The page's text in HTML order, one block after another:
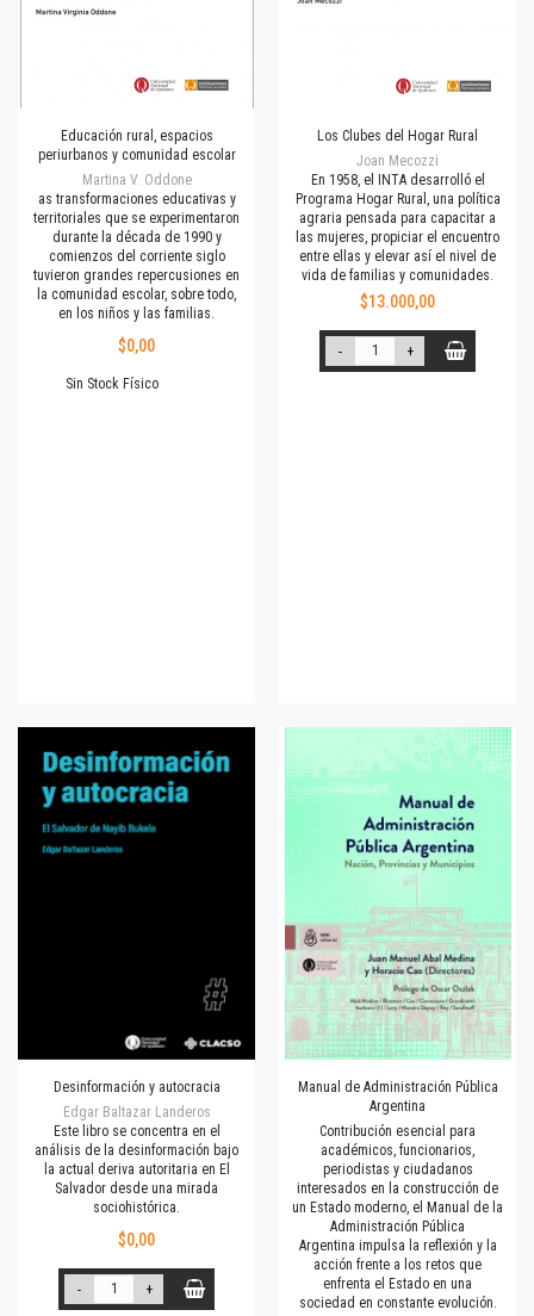
Educación rural, espacios
periurbanos y comunidad escolar
Martina V. Oddone
as transformaciones educativas y
territoriales que se experimentaron
durante la década de 1990 y
comienzos del corriente siglo
tuvieron grandes repercusiones en
la comunidad escolar, sobre todo,
en los niños y las familias.
$0,00
Sin Stock Físico
Los Clubes del Hogar Rural
Joan Mecozzi
En 1958, el INTA desarrolló el
Programa Hogar Rural, una política
agraria pensada para capacitar a
las mujeres, propiciar el encuentro
entre ellas y elevar así el nivel de
vida de familias y comunidades.
$13.000,00
- +
Desinformación y autocracia
Edgar Baltazar Landeros
Este libro se concentra en el
análisis de la desinformación bajo
la actual deriva autoritaria en El
Salvador desde una mirada
sociohistórica.
$0,00
- +
Manual de Administración Pública
Argentina
Contribución esencial para
académicos, funcionarios,
periodistas y ciudadanos
interesados en la construcción de
un Estado moderno, el Manual de la
Administración Pública
Argentina impulsa la reflexión y la
acción frente a los retos que
enfrenta el Estado en una
sociedad en constante evolución.